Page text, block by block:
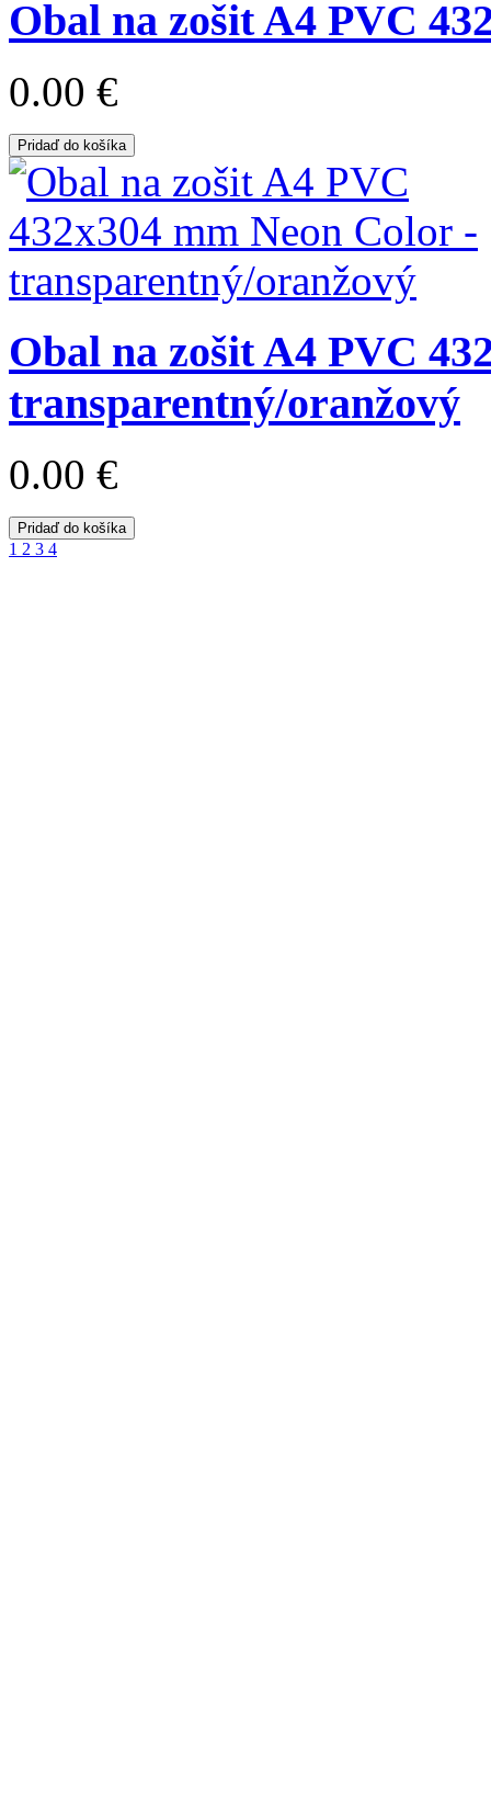
Obal na zošit A4 PVC
0.00 €
Pridaď do košíka
Obal na zošit A4 PVC
transparentný/oranžový
0.00 €
Pridaď do košíka
1 2 3 4